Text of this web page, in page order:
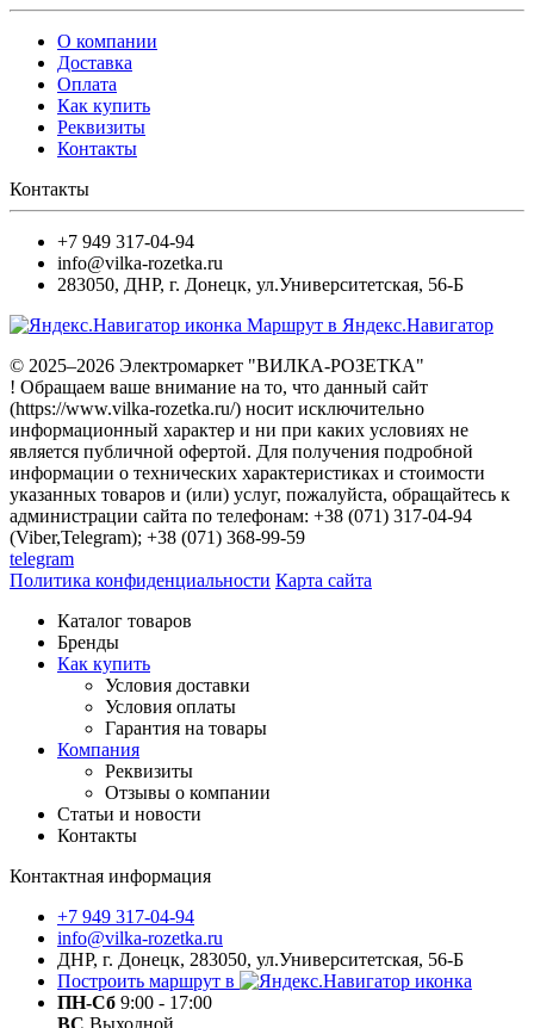
О компании
Доставка
Оплата
Как купить
Реквизиты
Контакты
Контакты
+7 949 317-04-94
info@vilka-rozetka.ru
283050, ДНР, г. Донецк, ул.Университетская, 56-Б
Маршрут в Яндекс.Навигатор
© 2025–2026 Электромаркет "ВИЛКА-РОЗЕТКА"
! Обращаем ваше внимание на то, что данный сайт
(https://www.vilka-rozetka.ru/) носит исключительно
информационный характер и ни при каких условиях не
является публичной офертой. Для получения подробной
информации о технических характеристиках и стоимости
указанных товаров и (или) услуг, пожалуйста, обращайтесь к
администрации сайта по телефонам: +38 (071) 317-04-94
(Viber,Telegram); +38 (071) 368-99-59
telegram
Политика конфиденциальности Карта сайта
Каталог товаров
Бренды
Как купить
Условия доставки
Условия оплаты
Гарантия на товары
Компания
Реквизиты
Отзывы о компании
Статьи и новости
Контакты
Контактная информация
+7 949 317-04-94
info@vilka-rozetka.ru
ДНР, г. Донецк, 283050, ул.Университетская, 56-Б
Построить маршрут в
ПН-Сб 9:00 - 17:00
ВС Выходной